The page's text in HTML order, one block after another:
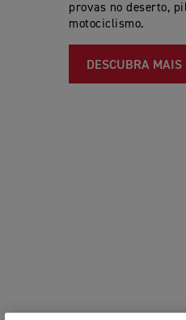
provas no deserto,
motociclismo.
DESCUBRA MAIS